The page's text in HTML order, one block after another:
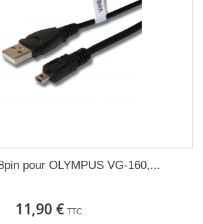
pour OLYMPUS VG-160,...
11,90 € TTC